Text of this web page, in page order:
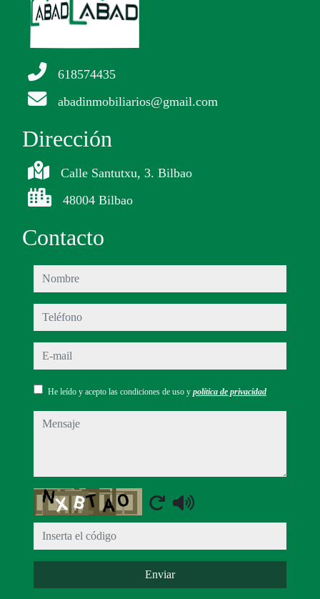
618574435
abadinmobiliarios@gmail.com
Dirección
Calle Santutxu, 3. Bilbao
48004 Bilbao
Contacto
nombre
teléfono
e-mail
He leído y acepto las condiciones de uso y política de privacidad
mensaje
Captcha
Enviar